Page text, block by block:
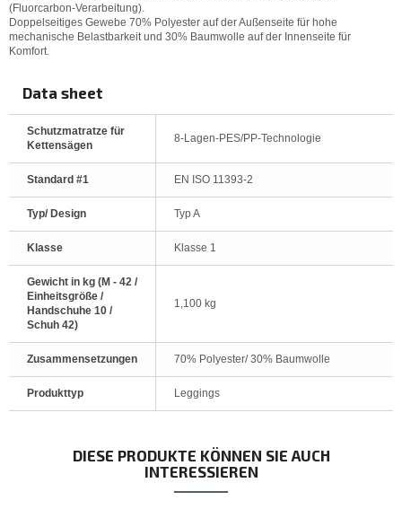
(Fluorcarbon-Verarbeitung).
Doppelseitiges Gewebe 70% Polyester auf der Außenseite für hohe
mechanische Belastbarkeit und 30% Baumwolle auf der Innenseite für
Komfort.
Data sheet
Schutzmatratze für
Kettensägen
8-Lagen-PES/PP-Technologie
Standard #1 EN ISO 11393-2
Typ/ Design Typ A
Klasse Klasse 1
Gewicht in kg (M - 42 /
Einheitsgröße /
Handschuhe 10 /
Schuh 42)
1,100 kg
Zusammensetzungen 70% Polyester/ 30% Baumwolle
Produkttyp Leggings
DIESE PRODUKTE KÖNNEN SIE AUCH
INTERESSIEREN